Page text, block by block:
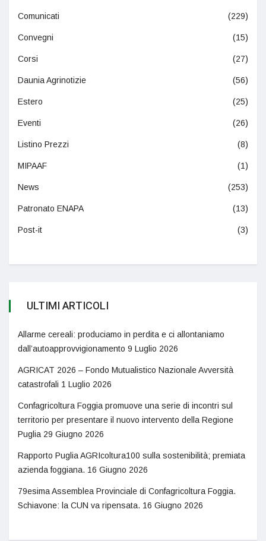
Comunicati (229)
Convegni (15)
Corsi (27)
Daunia Agrinotizie (56)
Estero (25)
Eventi (26)
Listino Prezzi (8)
MIPAAF (1)
News (253)
Patronato ENAPA (13)
Post-it (3)
ULTIMI ARTICOLI
Allarme cereali: produciamo in perdita e ci allontaniamo
dall’autoapprovvigionamento 9 Luglio 2026
AGRICAT 2026 – Fondo Mutualistico Nazionale Avversità
catastrofali 1 Luglio 2026
Confagricoltura Foggia promuove una serie di incontri sul
territorio per presentare il nuovo intervento della Regione
Puglia 29 Giugno 2026
Rapporto Puglia AGRIcoltura100 sulla sostenibilità; premiata
azienda foggiana. 16 Giugno 2026
79esima Assemblea Provinciale di Confagricoltura Foggia.
Schiavone: la CUN va ripensata. 16 Giugno 2026